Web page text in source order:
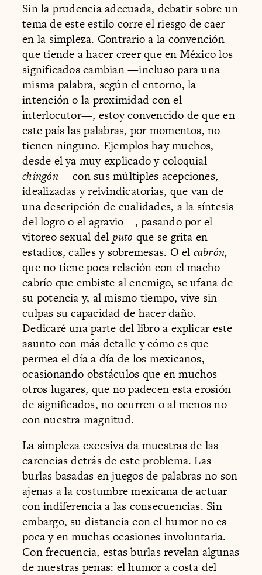
Sin la prudencia adecuada, debatir sobre un
tema de este estilo corre el riesgo de caer
en la simpleza. Contrario a la convención
que tiende a hacer creer que en México los
significados cambian —incluso para una
misma palabra, según el entorno, la
intención o la proximidad con el
interlocutor—, estoy convencido de que en
este país las palabras, por momentos, no
tienen ninguno. Ejemplos hay muchos,
desde el ya muy explicado y coloquial
chingón—con sus múltiples acepciones,
idealizadas y reivindicatorias, que van de
una descripción de cualidades, a la síntesis
del logro o el agravio—, pasando por el
vitoreo sexual del puto que se grita en
estadios, calles y sobremesas. O el cabrón,
que no tiene poca relación con el macho
cabrío que embiste al enemigo, se ufana de
su potencia y, al mismo tiempo, vive sin
culpas su capacidad de hacer daño.
Dedicaré una parte del libro a explicar este
asunto con más detalle y cómo es que
permea el día a día de los mexicanos,
ocasionando obstáculos que en muchos
otros lugares, que no padecen esta erosión
de significados, no ocurren o al menos no
con nuestra magnitud.
La simpleza excesiva da muestras de las
carencias detrás de este problema. Las
burlas basadas en juegos de palabras no son
ajenas a la costumbre mexicana de actuar
con indiferencia a las consecuencias. Sin
embargo, su distancia con el humor no es
poca y en muchas ocasiones involuntaria.
Con frecuencia, estas burlas revelan algunas
de nuestras penas: el humor a costa del